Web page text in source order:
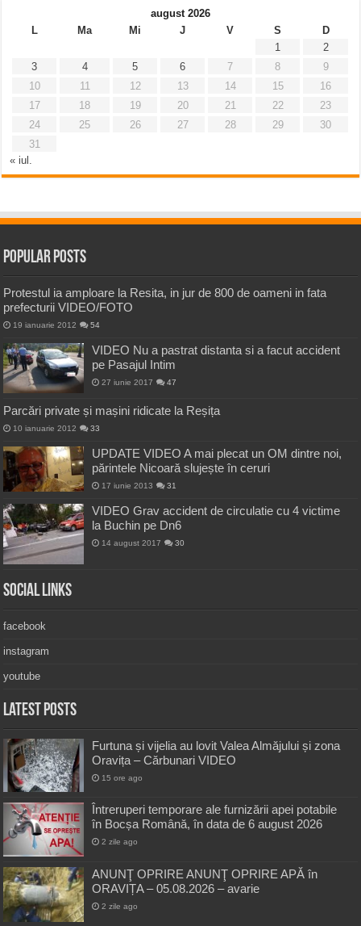
august 2026
L
Ma Mi J V S
D
1
2
3
4 5 6 7 8
9
10
11 12 13 14 15
16
17
18 19 20 21 22
23
24
25 26 27 28 29
30
31
« iul.
Popular Posts
Protestul ia amploare la Resita, in jur de 800 de oameni in fata
prefecturii VIDEO/FOTO
19 ianuarie 2012 54
VIDEO Nu a pastrat distanta si a facut accident
pe Pasajul Intim
27 iunie 2017 47
Parcări private și mașini ridicate la Reșița
10 ianuarie 2012 33
UPDATE VIDEO A mai plecat un OM dintre noi,
părintele Nicoară slujește în ceruri
17 iunie 2013 31
VIDEO Grav accident de circulatie cu 4 victime
la Buchin pe Dn6
14 august 2017 30
Social Links
facebook
instagram
youtube
Latest Posts
Furtuna și vijelia au lovit Valea Almăjului și zona
Oravița – Cărbunari VIDEO
15 ore ago
Întreruperi temporare ale furnizării apei potabile
în Bocșa Română, în data de 6 august 2026
2 zile ago
ANUNŢ OPRIRE ANUNŢ OPRIRE APĂ în
ORAVIȚA – 05.08.2026 – avarie
2 zile ago